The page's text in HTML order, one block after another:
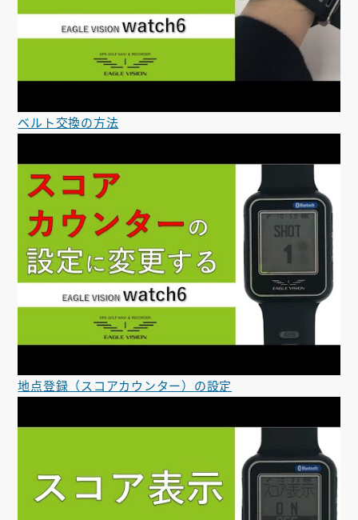
ベルト交換の方法
地点登録（スコアカウンター）の設定